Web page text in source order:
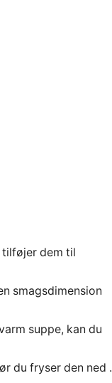
dem til
smagsdimension
suppe, kan du
du fryser den ned .